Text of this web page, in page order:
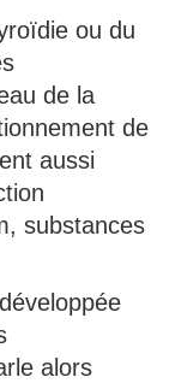
ou du
de la
de
aussi
substances
alors